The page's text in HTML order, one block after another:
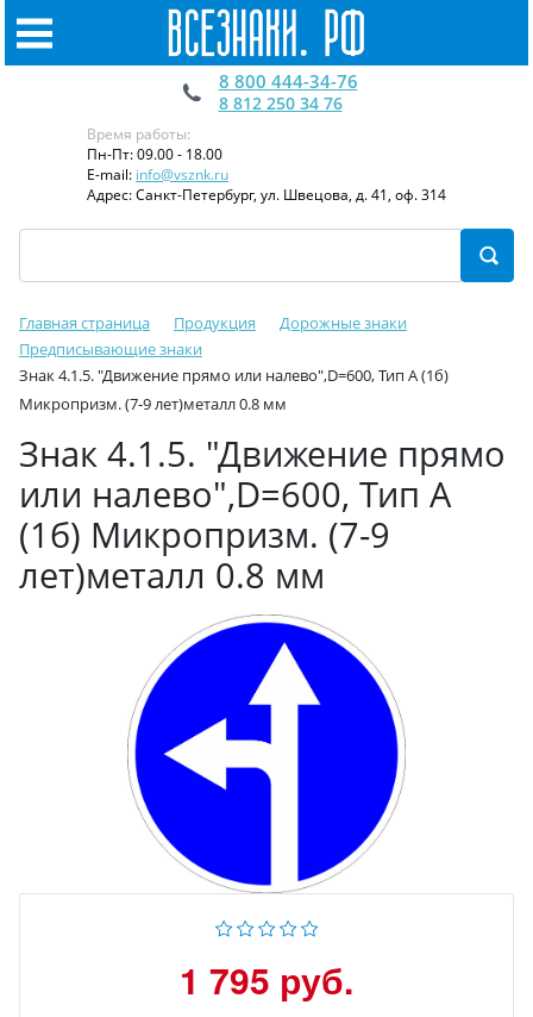
8 800 444-34-76
8 812 250 34 76
Время работы:
Пн-Пт: 09.00 - 18.00
E-mail: info@vsznk.ru
Адрес: Санкт-Петербург, ул. Швецова, д. 41, оф. 314
Главная страница Продукция
Дорожные знаки
Предписывающие знаки
Знак 4.1.5. "Движение прямо или налево",D=600, Тип А (1б)
Микропризм. (7-9 лет)металл 0.8 мм
Знак 4.1.5. "Движение прямо
или налево",D=600, Тип А
(1б) Микропризм. (7-9
лет)металл 0.8 мм
1 795 руб.